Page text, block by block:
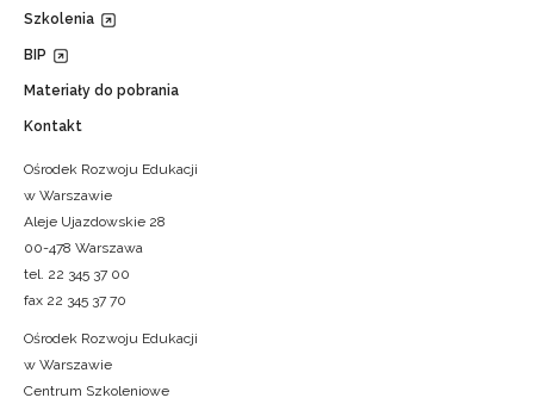
Szkolenia
BIP
Materiały do pobrania
Kontakt
Ośrodek Rozwoju Edukacji
w Warszawie
Aleje Ujazdowskie 28
00-478 Warszawa
tel. 22 345 37 00
fax 22 345 37 70
Ośrodek Rozwoju Edukacji
w Warszawie
Centrum Szkoleniowe